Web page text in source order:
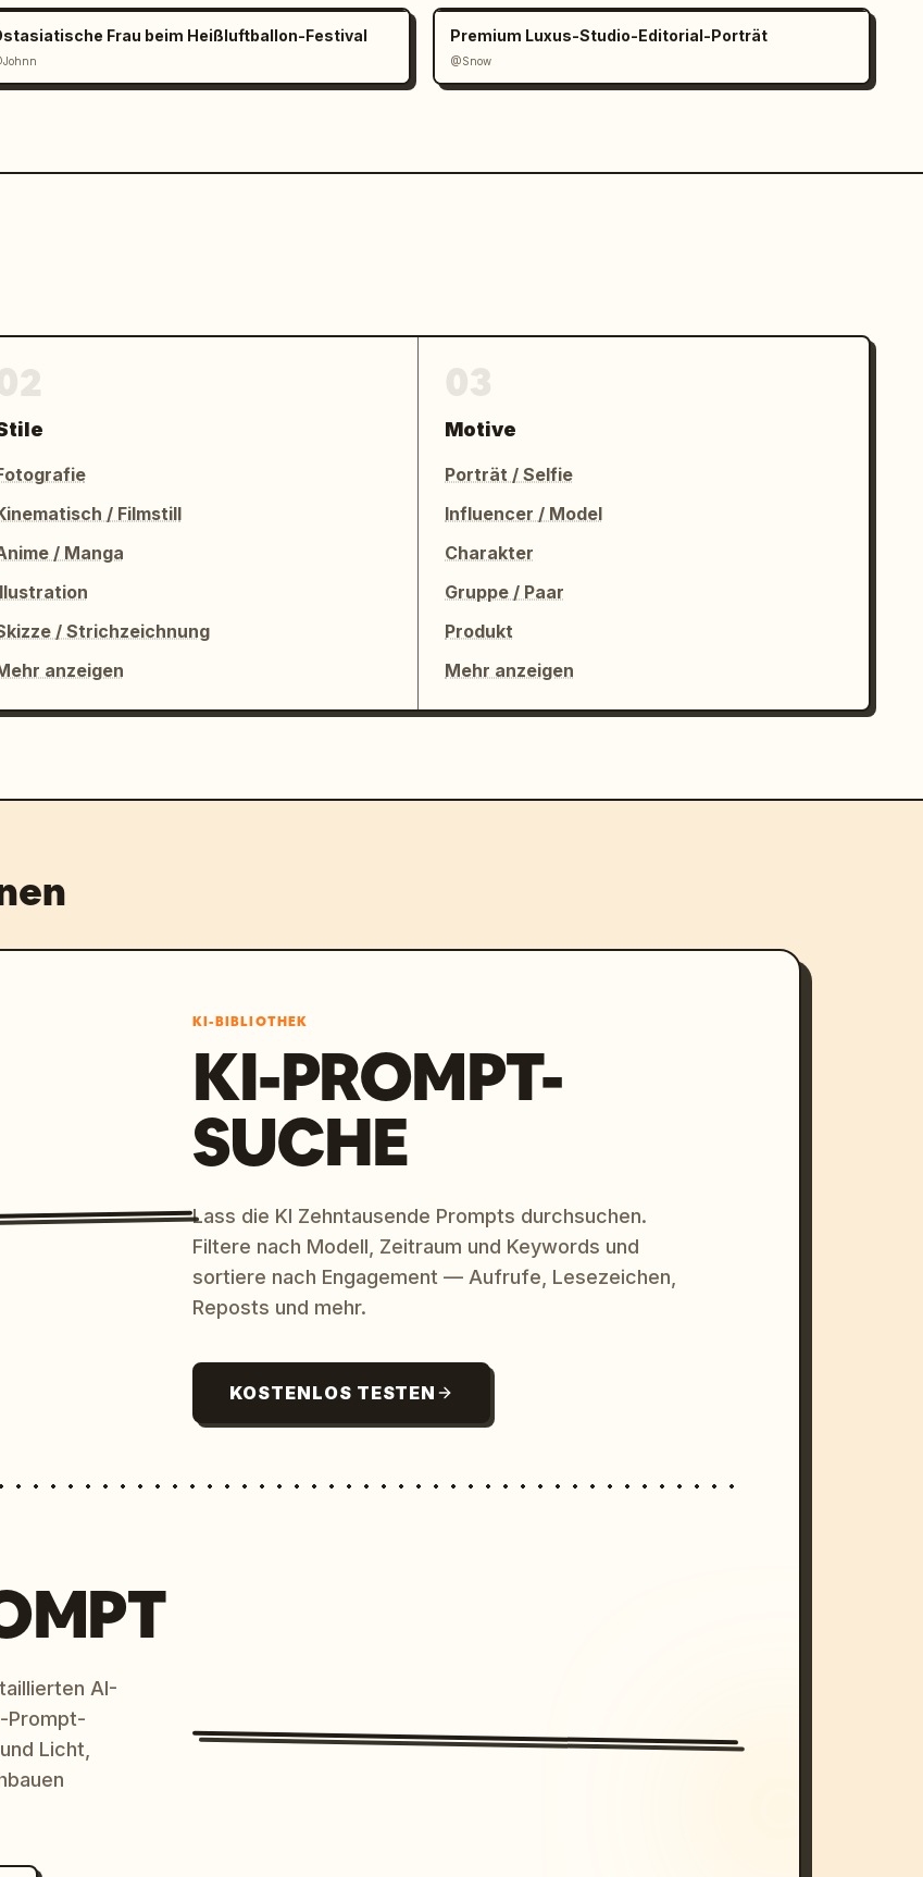
Frau beim Heißluftballon-Festival Premium Luxus-Studio-Editorial-Porträt
@Snow
/ Filmstill
/ Manga
/ Strichzeichnung
anzeigen
Motive
Porträt / Selfie
Influencer / Model
Charakter
Gruppe / Paar
Produkt
Mehr anzeigen
KI-BIBLIOTHEK
KI-PROMPT-
SUCHE
Lass die KI Zehntausende Prompts durchsuchen.
Filtere nach Modell, Zeitraum und Keywords und
sortiere nach Engagement — Aufrufe, Lesezeichen,
Reposts und mehr.
KOSTENLOS TESTEN
AI-
Prompt-
Licht,